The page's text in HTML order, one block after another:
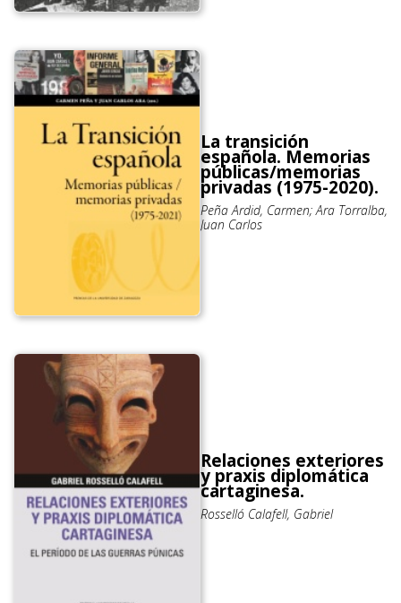
La transición
española. Memorias
públicas/memorias
privadas (1975-2020).
Peña Ardid, Carmen; Ara Torralba,
Juan Carlos
Relaciones exteriores
y praxis diplomática
cartaginesa.
Rosselló Calafell, Gabriel